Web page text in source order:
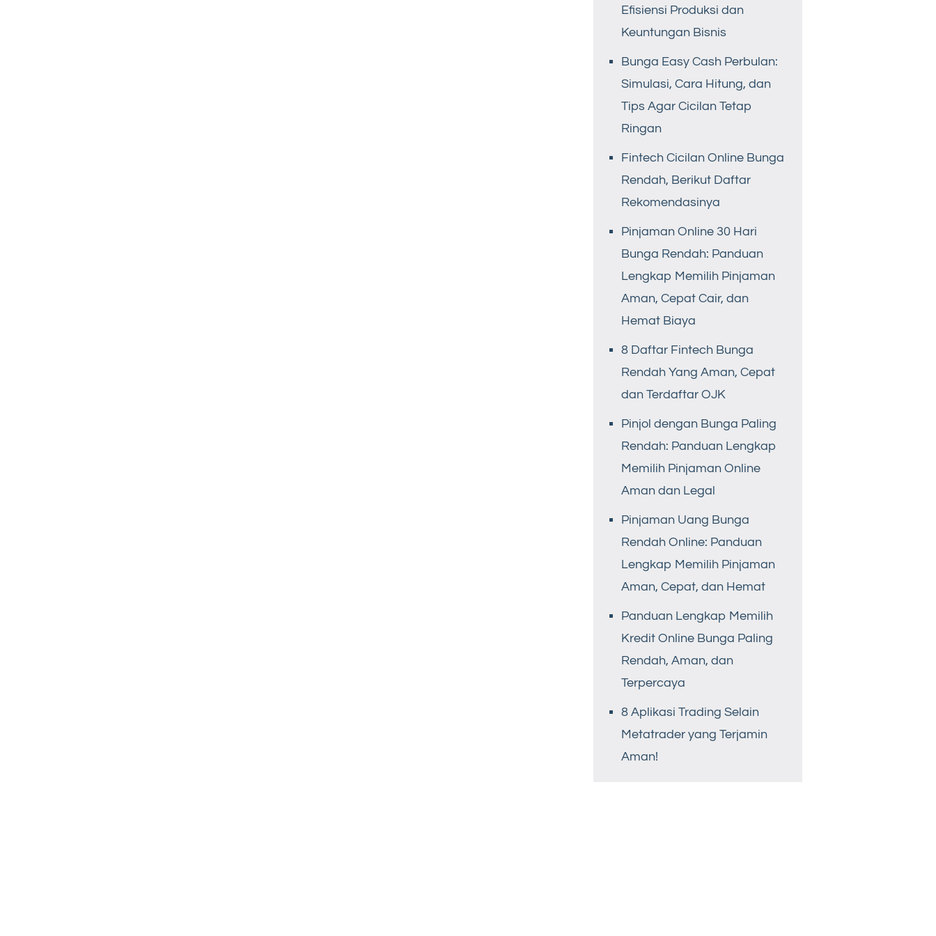
Efisiensi Produksi dan
Keuntungan Bisnis
Bunga Easy Cash Perbulan:
Simulasi, Cara Hitung, dan
Tips Agar Cicilan Tetap
Ringan
Fintech Cicilan Online Bunga
Rendah, Berikut Daftar
Rekomendasinya
Pinjaman Online 30 Hari
Bunga Rendah: Panduan
Lengkap Memilih Pinjaman
Aman, Cepat Cair, dan
Hemat Biaya
8 Daftar Fintech Bunga
Rendah Yang Aman, Cepat
dan Terdaftar OJK
Pinjol dengan Bunga Paling
Rendah: Panduan Lengkap
Memilih Pinjaman Online
Aman dan Legal
Pinjaman Uang Bunga
Rendah Online: Panduan
Lengkap Memilih Pinjaman
Aman, Cepat, dan Hemat
Panduan Lengkap Memilih
Kredit Online Bunga Paling
Rendah, Aman, dan
Terpercaya
8 Aplikasi Trading Selain
Metatrader yang Terjamin
Aman!